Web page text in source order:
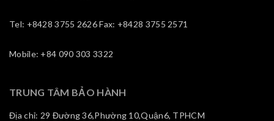
Tel: +8428 3755 2626 Fax: +8428 3755 2571
Mobile: +84 090 303 3322
TRUNG TÂM BẢO HÀNH
Địa chỉ: 29 Đường 36,Phường 10,Quận6, TPHCM